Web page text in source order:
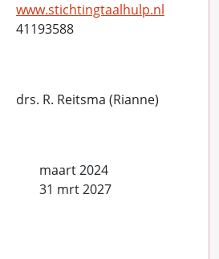
www.stichtingtaalhulp.nl
41193588
drs. R. Reitsma (Rianne)
maart 2024
31 mrt 2027